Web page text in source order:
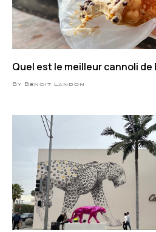
Quel est le meilleur cannoli de
By Benoit Landon